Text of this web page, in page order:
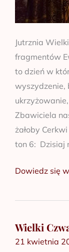
Jutrznia
fragmentów
to dzień w
wyszydzenie,
Zbawiciela
żałoby
ton 6: Dzisiaj
Dowiedz się
Wielki
21 kwietnia
Wielki
Czwartek